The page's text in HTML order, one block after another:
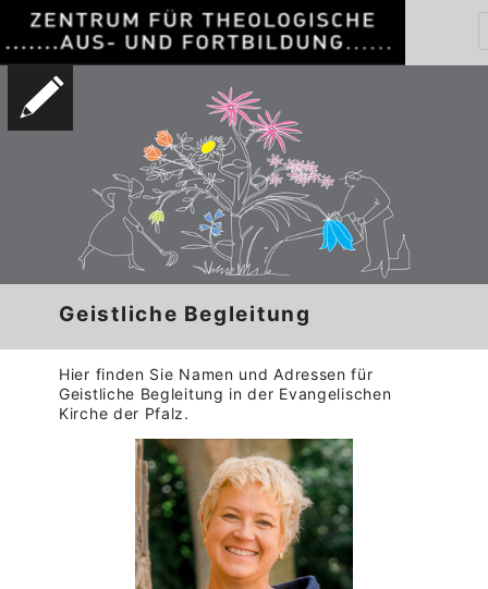
Geistliche Begleitung
Hier finden Sie Namen und Adressen für
Geistliche Begleitung in der Evangelischen
Kirche der Pfalz.